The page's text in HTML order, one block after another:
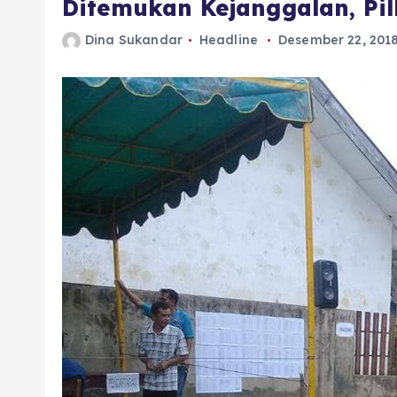
Ditemukan Kejanggalan,
Dina Sukandar Headline Desember 22, 2018